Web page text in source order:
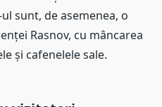
sunt, de asemenea, o
Rasnov, cu mâncarea
și cafenelele sale.